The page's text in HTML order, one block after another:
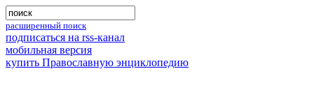
расширенный поиск
подписаться на rss-канал
мобильная версия
купить Православную энциклопедию